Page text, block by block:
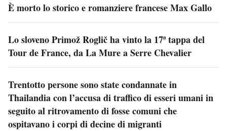
È morto lo storico e romanziere francese Max Gallo
Lo sloveno Primož Roglič ha vinto la 17ª tappa del
Tour de France, da La Mure a Serre Chevalier
Trentotto persone sono state condannate in
Thailandia con l’accusa di traffico di esseri umani in
seguito al ritrovamento di fosse comuni che
ospitavano i corpi di decine di migranti